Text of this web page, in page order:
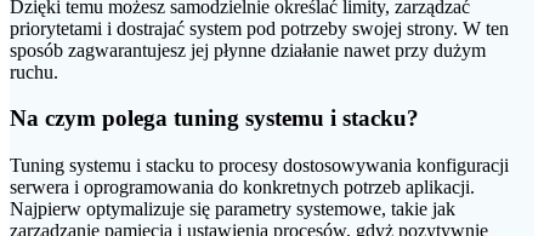
Dzięki temu możesz samodzielnie określać limity, zarządzać
priorytetami i dostrajać system pod potrzeby swojej strony. W ten
sposób zagwarantujesz jej płynne działanie nawet przy dużym
ruchu.
Na czym polega tuning systemu i stacku?
Tuning systemu i stacku to procesy dostosowywania konfiguracji
serwera i oprogramowania do konkretnych potrzeb aplikacji.
Najpierw optymalizuje się parametry systemowe, takie jak
zarządzanie pamięcią i ustawienia procesów, gdyż pozytywnie